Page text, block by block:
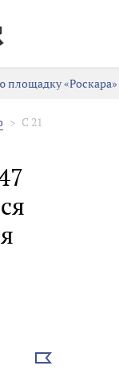
площадку «Роскара»
С 21
Выбрать